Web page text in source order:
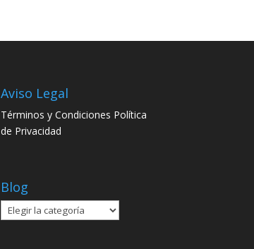
Aviso Legal
Términos y Condiciones Política
de Privacidad
Blog
Blog